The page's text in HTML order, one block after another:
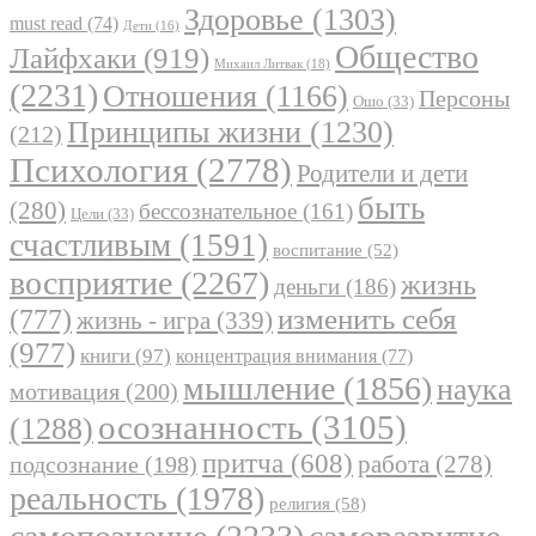
must read (74) Дети (16) Здоровье (1303)
Лайфхаки (919) Михаил Литвак (18) Общество
(2231) Отношения (1166) Ошо (33) Персоны
(212) Принципы жизни (1230)
Психология (2778) Родители и дети
(280) Цели (33) бессознательное (161) быть
счастливым (1591) воспитание (52)
восприятие (2267) деньги (186)жизнь
(777) жизнь - игра (339) изменить себя
(977) книги (97) концентрация внимания (77)
мотивация (200) мышление (1856)наука
(1288) осознанность (3105)
подсознание (198) притча (608) работа (278)
реальность (1978) религия (58)